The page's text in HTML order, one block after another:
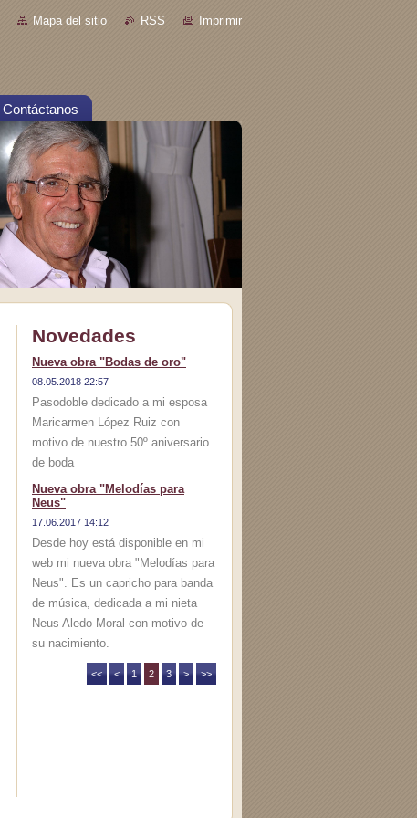
Mapa del sitio RSS Imprimir
Contáctanos
Novedades
Nueva obra "Bodas de oro"
08.05.2018 22:57
Pasodoble dedicado a mi esposa
Maricarmen López Ruiz con
motivo de nuestro 50º aniversario
de boda
Nueva obra "Melodías para
Neus"
17.06.2017 14:12
Desde hoy está disponible en mi
web mi nueva obra "Melodías para
Neus". Es un capricho para banda
de música, dedicada a mi nieta
Neus Aledo Moral con motivo de
su nacimiento.
<< < 1 2 3 > >>